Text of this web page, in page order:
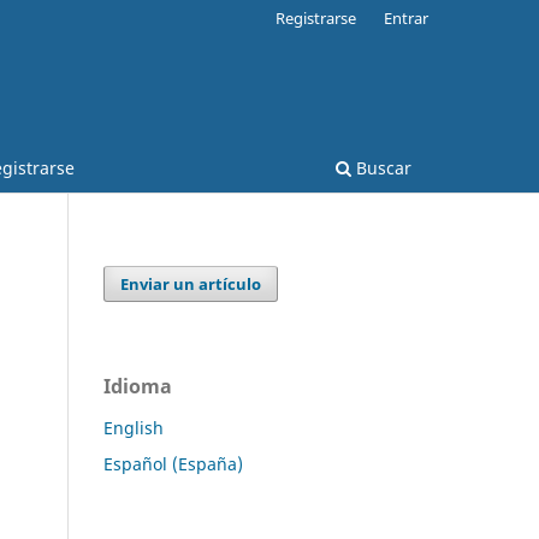
Buscar
Registrarse Entrar
Enviar un artículo
Idioma
English
Español (España)